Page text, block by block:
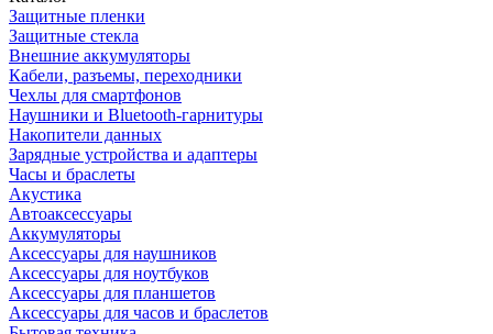
Защитные пленки
Защитные стекла
Внешние аккумуляторы
Кабели, разъемы, переходники
Чехлы для смартфонов
Наушники и Bluetooth-гарнитуры
Накопители данных
Зарядные устройства и адаптеры
Часы и браслеты
Акустика
Автоаксессуары
Аккумуляторы
Аксессуары для наушников
Аксессуары для ноутбуков
Аксессуары для планшетов
Аксессуары для часов и браслетов